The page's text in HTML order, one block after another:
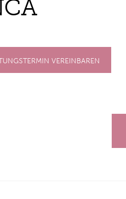
VEREINBAREN